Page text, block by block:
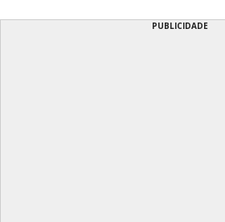
PUBLICIDADE